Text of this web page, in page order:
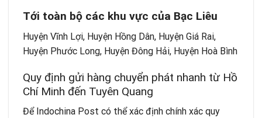
Tới toàn bộ các khu vực của Bạc Liêu
Huyện Vĩnh Lợi, Huyện Hồng Dân, Huyện Giá Rai,
Huyện Phước Long, Huyện Đông Hải, Huyện Hoà Bình
Quy định gửi hàng chuyển phát nhanh từ Hồ
Chí Minh đến Tuyên Quang
Để Indochina Post có thể xác định chính xác quy